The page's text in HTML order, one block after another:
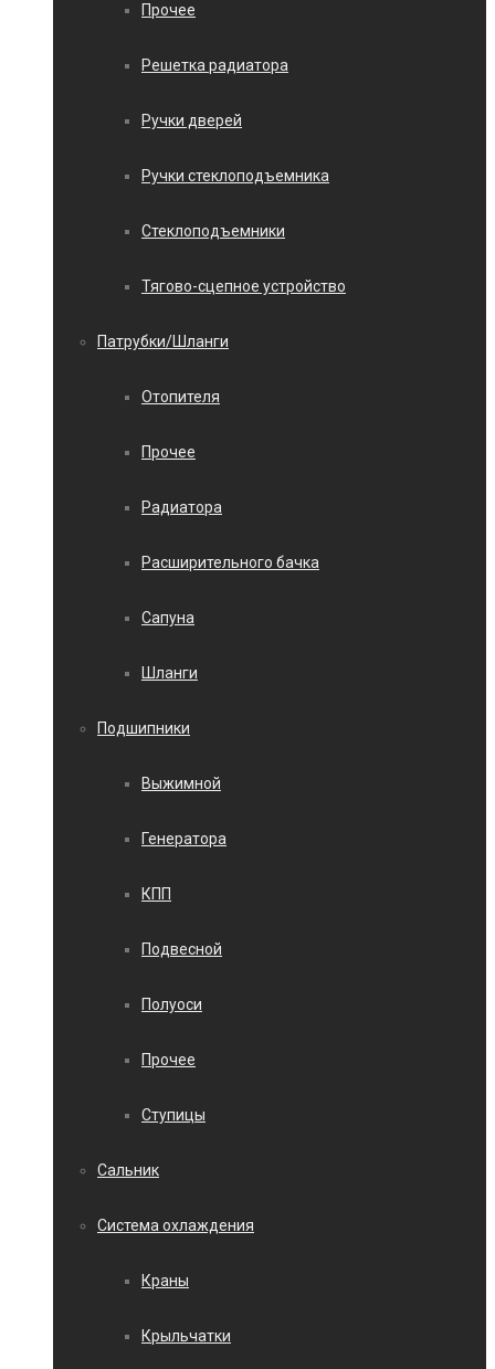
Прочее
Решетка радиатора
Ручки дверей
Ручки стеклоподъемника
Стеклоподъемники
Тягово-сцепное устройство
Патрубки/Шланги
Отопителя
Прочее
Радиатора
Расширительного бачка
Сапуна
Шланги
Подшипники
Выжимной
Генератора
КПП
Подвесной
Полуоси
Прочее
Ступицы
Сальник
Система охлаждения
Краны
Крыльчатки